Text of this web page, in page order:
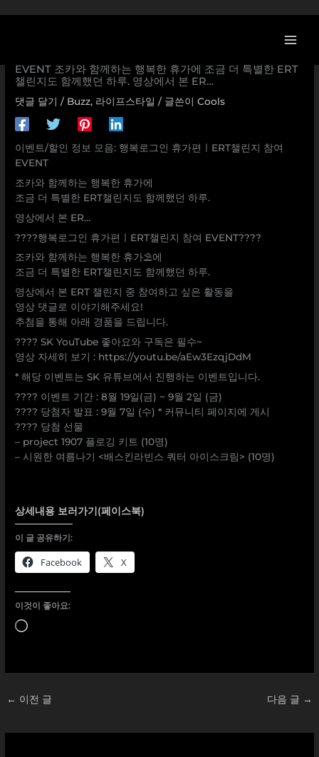
로
EVENT 조카와 함께하는 행복한 휴가에 조금 더 특별한 ERT
챌린지도 함께했던 하루. 영상에서 본 ER…
댓글 달기 / Buzz, 라이프스타일 / 글쓴이Cools
이벤트/할인 정보 모음: 행복로그인 휴가편ㅣERT챌린지 참여
EVENT
조카와 함께하는 행복한 휴가에
조금 더 특별한 ERT챌린지도 함께했던 하루.
영상에서 본 ER…
????행복로그인 휴가편ㅣERT챌린지 참여 EVENT????
조카와 함께하는 행복한 휴가⛱에
조금 더 특별한 ERT챌린지도 함께했던 하루.
영상에서 본 ERT 챌린지 중 참여하고 싶은 활동을
영상 댓글로 이야기해주세요!
추첨을 통해 아래 경품을 드립니다.
???? SK YouTube 좋아요와 구독은 필수~
영상 자세히 보기 : https://youtu.be/aEw3EzqjDdM
* 해당 이벤트는 SK 유튜브에서 진행하는 이벤트입니다.
???? 이벤트 기간 : 8월 19일(금) ~ 9월 2일 (금)
???? 당첨자 발표 : 9월 7일 (수) * 커뮤니티 페이지에 게시
???? 당첨 선물
– project 1907 플로깅 키트 (10명)
– 시원한 여름나기 <배스킨라빈스 쿼터 아이스크림> (10명)
상세내용 보러가기(페이스북)
이 글 공유하기:
Facebook X
이것이 좋아요:
로
← 이전 글 다음 글 →